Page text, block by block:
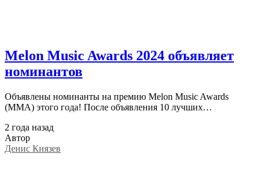
Melon Music Awards 2024 объявляет
номинантов
Объявлены номинанты на премию Melon Music Awards
(MMA) этого года! После объявления 10 лучших…
2 года назад
Автор
Денис Князев